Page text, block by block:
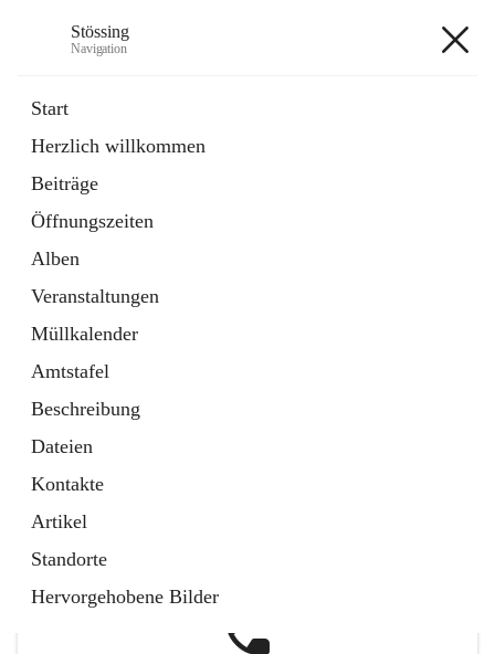
Stössing
Navigation
Start
Herzlich willkommen
Beiträge
Öffnungszeiten
Alben
Veranstaltungen
Müllkalender
Amtstafel
Beschreibung
Dateien
Kontakte
Artikel
Standorte
Hervorgehobene Bilder
Datei
in
Tab
Kindergarten
öffnet
in
neuem
Tab